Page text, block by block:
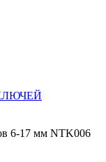
6-17 мм NTK006